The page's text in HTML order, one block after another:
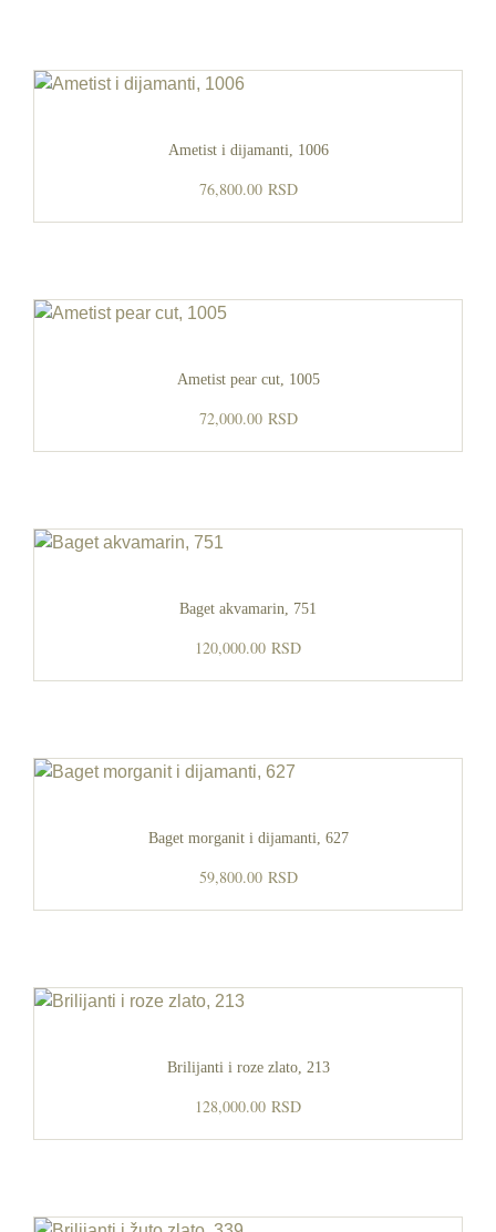
Ametist i dijamanti, 1006
76,800.00 RSD
Ametist pear cut, 1005
72,000.00 RSD
Baget akvamarin, 751
120,000.00 RSD
Baget morganit i dijamanti, 627
59,800.00 RSD
Brilijanti i roze zlato, 213
128,000.00 RSD